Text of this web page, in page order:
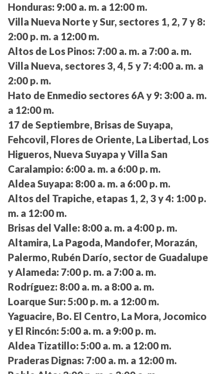
Honduras: 9:00 a. m. a 12:00 m.
Villa Nueva Norte y Sur, sectores 1, 2, 7 y 8:
2:00 p. m. a 12:00 m.
Altos de Los Pinos: 7:00 a. m. a 7:00 a. m.
Villa Nueva, sectores 3, 4, 5 y 7: 4:00 a. m. a
2:00 p. m.
Hato de Enmedio sectores 6A y 9: 3:00 a. m.
a 12:00 m.
17 de Septiembre, Brisas de Suyapa,
Fehcovil, Flores de Oriente, La Libertad, Los
Higueros, Nueva Suyapa y Villa San
Caralampio: 6:00 a. m. a 6:00 p. m.
Aldea Suyapa: 8:00 a. m. a 6:00 p. m.
Altos del Trapiche, etapas 1, 2, 3 y 4: 1:00 p.
m. a 12:00 m.
Brisas del Valle: 8:00 a. m. a 4:00 p. m.
Altamira, La Pagoda, Mandofer, Morazán,
Palermo, Rubén Darío, sector de Guadalupe
y Alameda: 7:00 p. m. a 7:00 a. m.
Rodríguez: 8:00 a. m. a 8:00 a. m.
Loarque Sur: 5:00 p. m. a 12:00 m.
Yaguacire, Bo. El Centro, La Mora, Jocomico
y El Rincón: 5:00 a. m. a 9:00 p. m.
Aldea Tizatillo: 5:00 a. m. a 12:00 m.
Praderas Dignas: 7:00 a. m. a 12:00 m.